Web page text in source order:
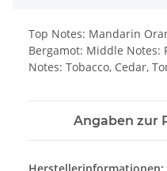
Top Notes: Mandarin
Bergamot: Middle Notes:
Notes: Tobacco, Cedar,
Angaben zur